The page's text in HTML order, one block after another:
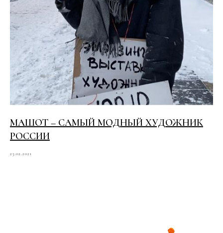
МАШОТ – САМЫЙ МОДНЫЙ ХУДОЖНИК
РОССИИ
23.02.2021